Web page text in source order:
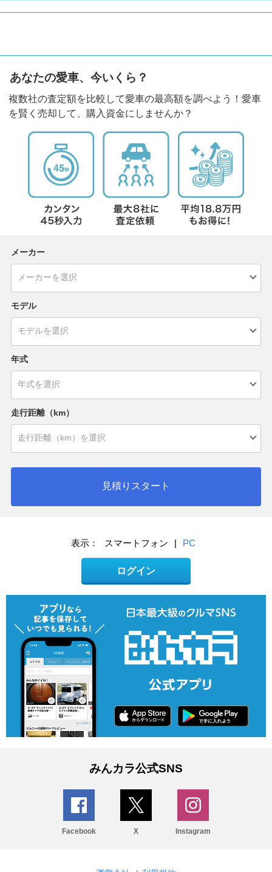
あなたの愛車、今いくら？
複数社の査定額を比較して愛車の最高額を調べよう！愛車
を賢く売却して、購入資金にしませんか？
メーカー
モデル
年式
走行距離（km）
見積りスタート
表示： スマートフォン | PC
ログイン
みんカラ公式SNS
Facebook X Instagram